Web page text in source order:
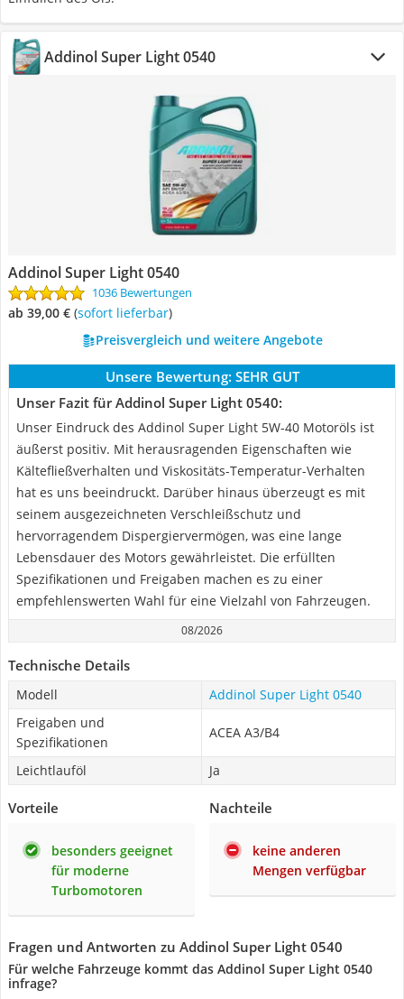
Addinol Super Light 0540
Addinol Super Light 0540
1036 Bewertungen
ab 39,00 € ( Sofort lieferbar)
Preisvergleich und weitere Angebote
Unsere Bewertung: SEHR GUT
Unser Fazit für Addinol Super Light 0540:
Unser Eindruck des Addinol Super Light 5W-40 Motoröls ist
äußerst positiv. Mit herausragenden Eigenschaften wie
Kältefließverhalten und Viskositäts-Temperatur-Verhalten
hat es uns beeindruckt. Darüber hinaus überzeugt es mit
seinem ausgezeichneten Verschleißschutz und
hervorragendem Dispergiervermögen, was eine lange
Lebensdauer des Motors gewährleistet. Die erfüllten
Spezifikationen und Freigaben machen es zu einer
empfehlenswerten Wahl für eine Vielzahl von Fahrzeugen.
08/2026
Technische Details
Modell
Addinol Super Light 0540
Freigaben und
Spezifikationen
ACEA A3/B4
Leichtlauföl Ja
Vorteile
besonders geeignet
für moderne
Turbomotoren
Nachteile
keine anderen
Mengen verfügbar
Fragen und Antworten zu Addinol Super Light 0540
Für welche Fahrzeuge kommt das Addinol Super Light 0540
infrage?